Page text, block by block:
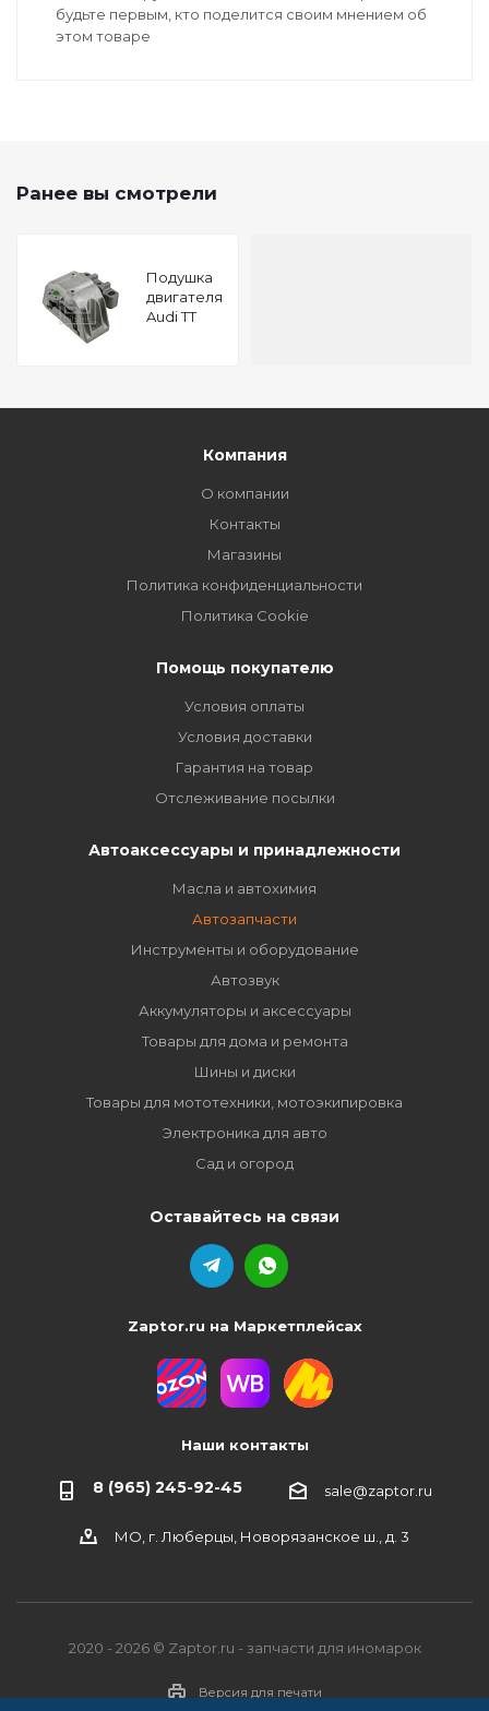
будьте первым, кто поделится своим мнением об
этом товаре
Ранее вы смотрели
Подушкa
двигателя
Audi TT
Компания
О компании
Контакты
Магазины
Политика конфиденциальности
Политика Cookie
Помощь покупателю
Условия оплаты
Условия доставки
Гарантия на товар
Отслеживание посылки
Автоаксессуары и принадлежности
Масла и автохимия
Автозапчасти
Инструменты и оборудование
Автозвук
Аккумуляторы и аксессуары
Товары для дома и ремонта
Шины и диски
Товары для мототехники, мотоэкипировка
Электроника для авто
Сад и огород
Оставайтесь на связи
Zaptor.ru на Маркетплейсах
Наши контакты
8 (965) 245-92-45 sale@zaptor.ru
МО, г. Люберцы, Новорязанское ш., д. 3
2020 - 2026 © Zaptor.ru - запчасти для иномарок
Версия для печати